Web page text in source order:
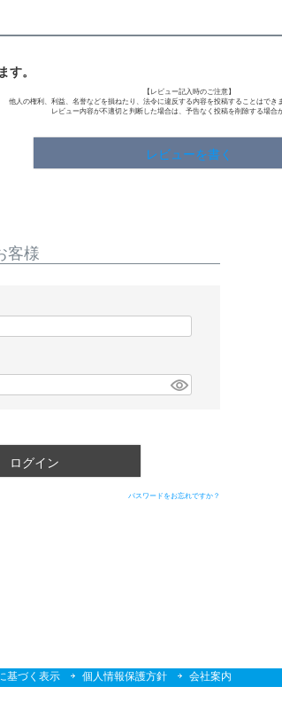
す。
【レビュー記入時のご注意】
他人の権利、利益、名誉などを損ねたり、法令に違反する内容を投稿することはでき
レビュー内容が不適切と判断した場合は、予告なく投稿を削除する場合
レビューを書く
客様
ログイン
パスワードをお忘れですか？
基づく表示 個人情報保護方針 会社案内